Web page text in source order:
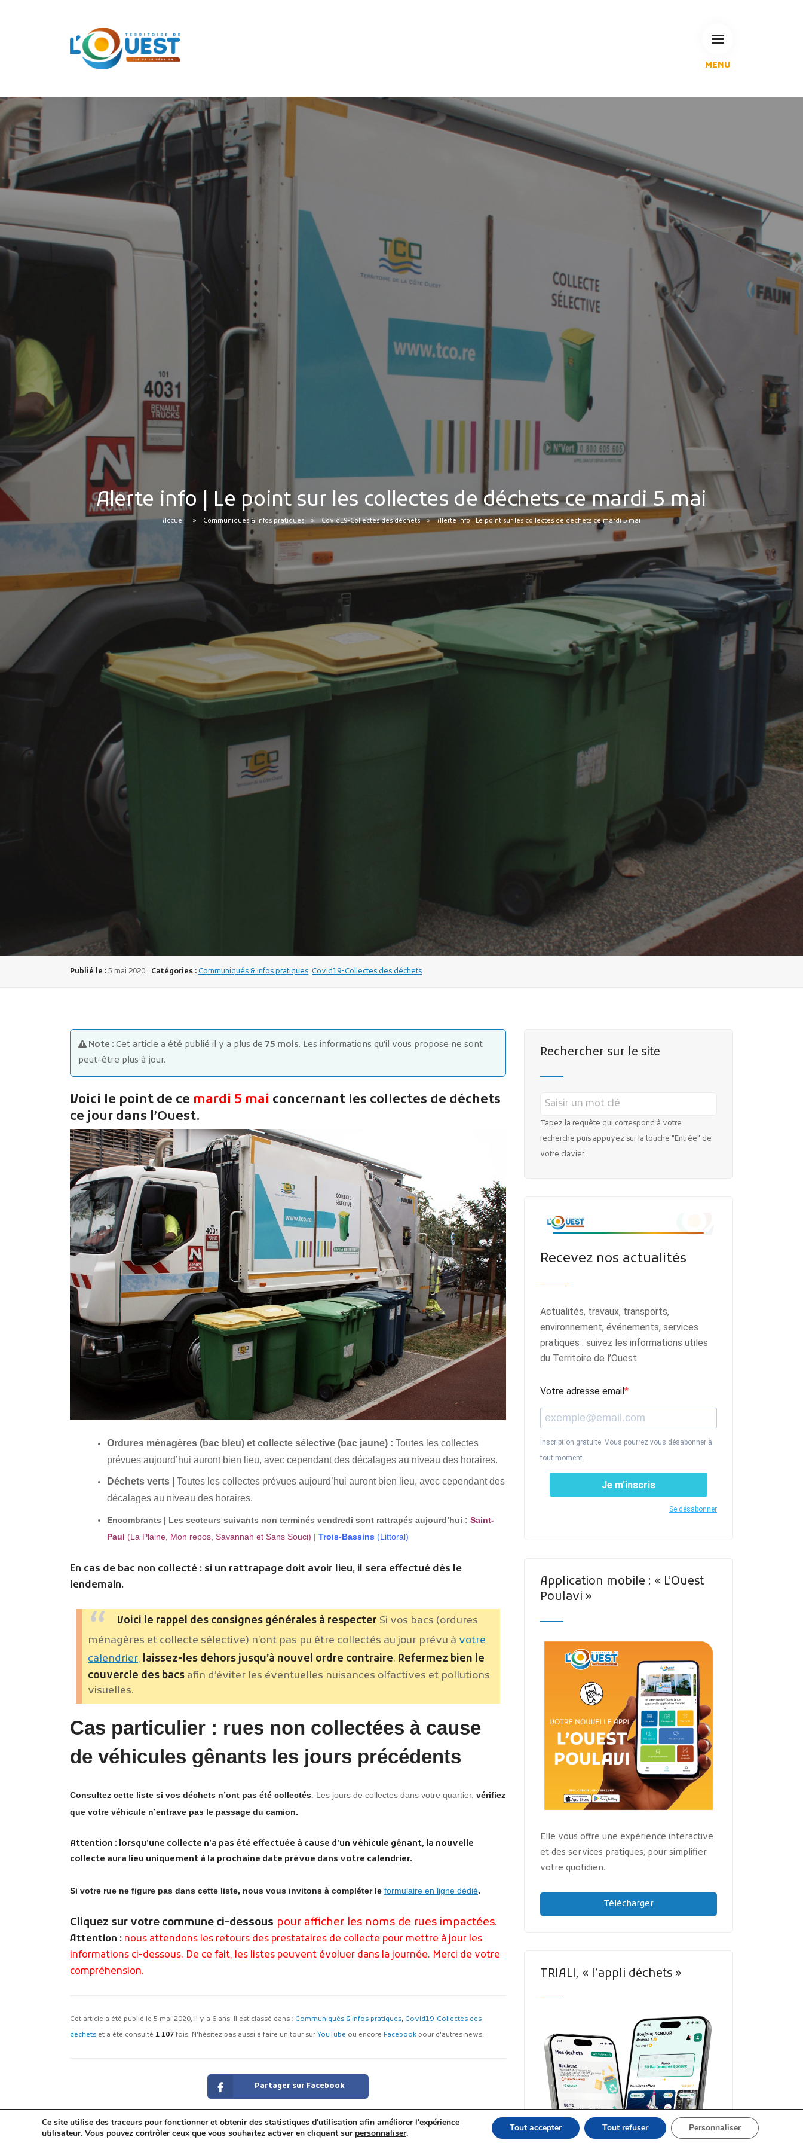
MENU
Espace Pédagogique
RECHERCHE
CALENDRIERS DE COLLECTE
MES DÉMARCHES
Publicité des actes
Projets financés par l'Europe
Plans d'accès
Alerte info | Le point sur les collectes de déchets ce mardi 5 mai
Accueil Communiqués & infos pratiques Covid19-Collectes des déchets Alerte info | Le point sur les collectes de déchets ce mardi 5 mai
Publié le :5 mai 2020 Catégories :Communiqués & infos pratiques, Covid19-Collectes des déchets
Note : Cet article a été publié il y a plus de 75 mois. Les informations qu'il vous propose ne sont
peut-être plus à jour.
Voici le point de ce mardi 5 mai concernant les collectes de déchets
ce jour dans l’Ouest.
Ordures ménagères (bac bleu) et collecte sélective (bac jaune) : Toutes les collectes
prévues aujourd’hui auront bien lieu, avec cependant des décalages au niveau des horaires.
Déchets verts | Toutes les collectes prévues aujourd’hui auront bien lieu, avec cependant des
décalages au niveau des horaires.
Encombrants | Les secteurs suivants non terminés vendredi sont rattrapés aujourd’hui : Saint-
Paul (La Plaine, Mon repos, Savannah et Sans Souci) | Trois-Bassins (Littoral)
En cas de bac non collecté : si un rattrapage doit avoir lieu, il sera effectué dès le
lendemain.
Voici le rappel des consignes générales à respecter Si vos bacs (ordures
ménagères et collecte sélective) n’ont pas pu être collectés au jour prévu à votre
calendrier, laissez-les dehors jusqu’à nouvel ordre contraire. Refermez bien le
couvercle des bacs afin d’éviter les éventuelles nuisances olfactives et pollutions
visuelles.
Cas particulier : rues non collectées à cause
de véhicules gênants les jours précédents
Consultez cette liste si vos déchets n’ont pas été collectés . Les jours de collectes dans votre quartier, vérifiez
que votre véhicule n’entrave pas le passage du camion.
Attention : lorsqu’une collecte n’a pas été effectuée à cause d’un véhicule gênant, la nouvelle
collecte aura lieu uniquement à la prochaine date prévue dans votre calendrier.
Si votre rue ne figure pas dans cette liste, nous vous invitons à compléter le formulaire en ligne dédié.
Cliquez sur votre commune ci-dessous pour afficher les noms de rues impactées.
Attention : nous attendons les retours des prestataires de collecte pour mettre à jour les
informations ci-dessous. De ce fait, les listes peuvent évoluer dans la journée. Merci de votre
compréhension.
Cet article a été publié le 5 mai 2020, il y a 6 ans. Il est classé dans : Communiqués & infos pratiques, Covid19-Collectes des
déchets et a été consulté 1 107 fois. N'hésitez pas aussi à faire un tour sur YouTube ou encore Facebook pour d'autres news.
Partager sur Facebook
Rechercher sur le site
Tapez la requête qui correspond à votre
recherche puis appuyez sur la touche "Entrée" de
votre clavier.
Recevez nos actualités
Actualités, travaux, transports,
environnement, événements, services
pratiques : suivez les informations utiles
du Territoire de l’Ouest.
Votre adresse email
Inscription gratuite. Vous pourrez vous désabonner à
tout moment.
Je m’inscris
Se désabonner
Application mobile : « L’Ouest
Poulavi »
Elle vous offre une expérience interactive
et des services pratiques, pour simplifier
votre quotidien.
Télécharger
TRIALI, « l’appli déchets »
Ce site utilise des traceurs pour fonctionner et obtenir des statistiques d'utilisation afin améliorer l'expérience
utilisateur. Vous pouvez contrôler ceux que vous souhaitez activer en cliquant sur personnaliser. Tout accepter Tout refuser Personnaliser